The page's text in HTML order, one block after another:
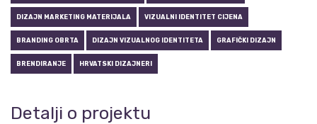
DIZAJN MARKETING MATERIJALA VIZUALNI IDENTITET CIJENA
BRANDING OBRTA DIZAJN VIZUALNOG IDENTITETA GRAFIČKI DIZAJN
BRENDIRANJE HRVATSKI DIZAJNERI
Detalji o projektu